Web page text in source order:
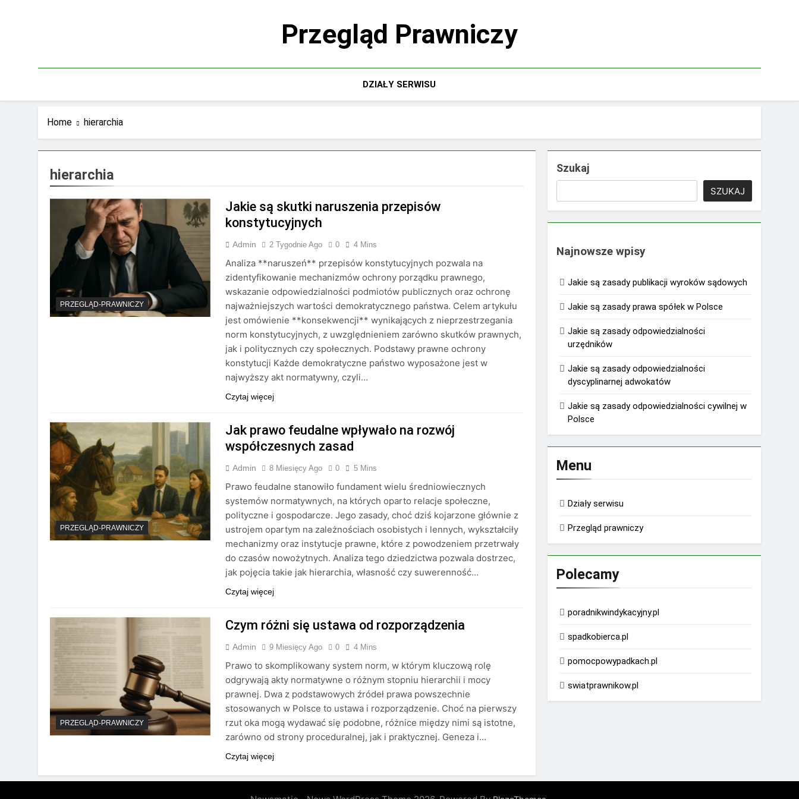
Przegląd Prawniczy
DZIAŁY SERWISU
Home hierarchia
hierarchia
PRZEGLĄD-PRAWNICZY
Jakie są skutki naruszenia przepisów
konstytucyjnych
Admin 2 Tygodnie Ago 0 4 Mins
Analiza **naruszeń** przepisów konstytucyjnych pozwala na
zidentyfikowanie mechanizmów ochrony porządku prawnego,
wskazanie odpowiedzialności podmiotów publicznych oraz ochronę
najważniejszych wartości demokratycznego państwa. Celem artykułu
jest omówienie **konsekwencji** wynikających z nieprzestrzegania
norm konstytucyjnych, z uwzględnieniem zarówno skutków prawnych,
jak i politycznych czy społecznych. Podstawy prawne ochrony
konstytucji Każde demokratyczne państwo wyposażone jest w
najwyższy akt normatywny, czyli…
Czytaj więcej
PRZEGLĄD-PRAWNICZY
Jak prawo feudalne wpływało na rozwój
współczesnych zasad
Admin 8 Miesięcy Ago 0 5 Mins
Prawo feudalne stanowiło fundament wielu średniowiecznych
systemów normatywnych, na których oparto relacje społeczne,
polityczne i gospodarcze. Jego zasady, choć dziś kojarzone głównie z
ustrojem opartym na zależnościach osobistych i lennych, wykształciły
mechanizmy oraz instytucje prawne, które z powodzeniem przetrwały
do czasów nowożytnych. Analiza tego dziedzictwa pozwala dostrzec,
jak pojęcia takie jak hierarchia, własność czy suwerenność…
Czytaj więcej
PRZEGLĄD-PRAWNICZY
Czym różni się ustawa od rozporządzenia
Admin 9 Miesięcy Ago 0 4 Mins
Prawo to skomplikowany system norm, w którym kluczową rolę
odgrywają akty normatywne o różnym stopniu hierarchii i mocy
prawnej. Dwa z podstawowych źródeł prawa powszechnie
stosowanych w Polsce to ustawa i rozporządzenie. Choć na pierwszy
rzut oka mogą wydawać się podobne, różnice między nimi są istotne,
zarówno od strony proceduralnej, jak i praktycznej. Geneza i…
Czytaj więcej
Szukaj
SZUKAJ
Najnowsze wpisy
Jakie są zasady publikacji wyroków sądowych
Jakie są zasady prawa spółek w Polsce
Jakie są zasady odpowiedzialności
urzędników
Jakie są zasady odpowiedzialności
dyscyplinarnej adwokatów
Jakie są zasady odpowiedzialności cywilnej w
Polsce
Menu
Działy serwisu
Przegląd prawniczy
Polecamy
poradnikwindykacyjny.pl
spadkobierca.pl
pomocpowypadkach.pl
swiatprawnikow.pl